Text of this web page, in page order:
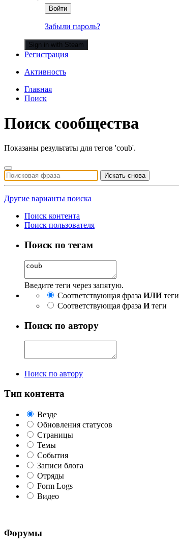
Войти
Забыли пароль?
Sign in with Steam
Регистрация
Активность
Главная
Поиск
Поиск сообщества
Показаны результаты для тегов 'coub'.
Искать снова
Другие варианты поиска
Поиск контента
Поиск пользователя
Поиск по тегам
Введите теги через запятую.
Соответствующая фраза ИЛИтеги
Соответствующая фраза Итеги
Поиск по автору
Поиск по автору
Тип контента
Везде
Обновления статусов
Страницы
Темы
События
Записи блога
Отряды
Form Logs
Видео
Форумы